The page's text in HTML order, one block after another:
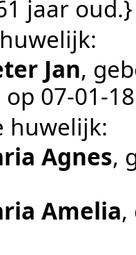
jaar oud.}
Jan,
op
huwelijk:
Agnes,
Amelia,